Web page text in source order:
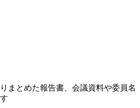
まとめた報告書、会議資料や委員名